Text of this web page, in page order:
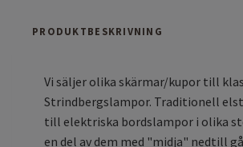
PRODUKTBESKRIVNING
Vi säljer olika skärmar/kupor till
Strindbergslampor. Traditionell
till elektriska bordslampor i olika
en del av dem med "midja" nedtill